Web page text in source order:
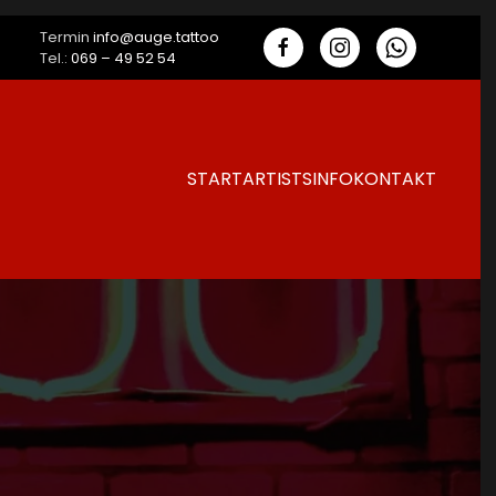
Termin info@auge.tattoo
Tel.: 069 – 49 52 54
STARTARTISTSINFOKONTAKT